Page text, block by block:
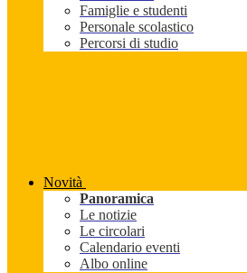
Famiglie e studenti
Personale scolastico
Percorsi di studio
Novità
Panoramica
Le notizie
Le circolari
Calendario eventi
Albo online